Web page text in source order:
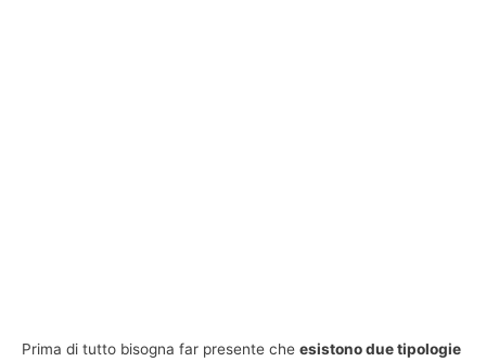
Prima di tutto bisogna far presente che esistono due tipologie